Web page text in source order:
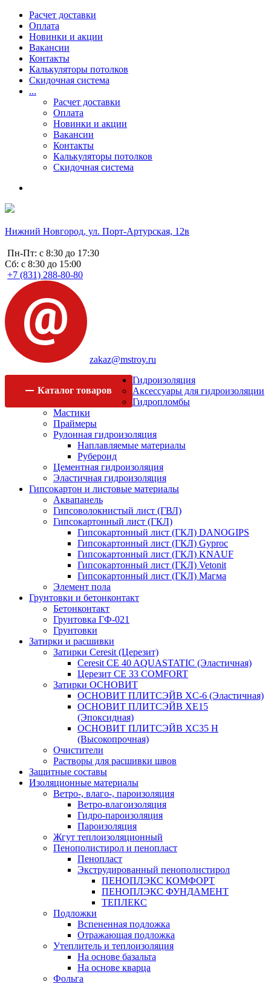
Расчет доставки
Оплата
Новинки и акции
Вакансии
Контакты
Калькуляторы потолков
Скидочная система
...
Расчет доставки
Оплата
Новинки и акции
Вакансии
Контакты
Калькуляторы потолков
Скидочная система
Нижний Новгород, ул. Порт-Артурская, 12в
Пн-Пт: с 8:30 до 17:30
Сб: с 8:30 до 15:00
+7 (831) 288-80-80
zakaz@mstroy.ru
Каталог товаров
Гидроизоляция
Аксессуары для гидроизоляции
Гидропломбы
Мастики
Праймеры
Рулонная гидроизоляция
Наплавляемые материалы
Рубероид
Цементная гидроизоляция
Эластичная гидроизоляция
Гипсокартон и листовые материалы
Аквапанель
Гипсоволокнистый лист (ГВЛ)
Гипсокартонный лист (ГКЛ)
Гипсокартонный лист (ГКЛ) DANOGIPS
Гипсокартонный лист (ГКЛ) Gyproc
Гипсокартонный лист (ГКЛ) KNAUF
Гипсокартонный лист (ГКЛ) Vetonit
Гипсокартонный лист (ГКЛ) Магма
Элемент пола
Грунтовки и бетонконтакт
Бетонконтакт
Грунтовка ГФ-021
Грунтовки
Затирки и расшивки
Затирки Ceresit (Церезит)
Ceresit CE 40 AQUASTATIC (Эластичная)
Церезит CE 33 COMFORT
Затирки ОСНОВИТ
ОСНОВИТ ПЛИТСЭЙВ XC-6 (Эластичная)
ОСНОВИТ ПЛИТСЭЙВ XЕ15
(Эпоксидная)
ОСНОВИТ ПЛИТСЭЙВ XС35 Н
(Высокопрочная)
Очистители
Растворы для расшивки швов
Защитные составы
Изоляционные материалы
Ветро-, влаго-, пароизоляция
Ветро-влагоизоляция
Гидро-пароизоляция
Пароизоляция
Жгут теплоизоляционный
Пенополистирол и пенопласт
Пенопласт
Экструдированный пенополистирол
ПЕНОПЛЭКС КОМФОРТ
ПЕНОПЛЭКС ФУНДАМЕНТ
ТЕПЛЕКС
Подложки
Вспененная подложка
Отражающая подложка
Утеплитель и теплоизоляция
На основе базальта
На основе кварца
Фольга